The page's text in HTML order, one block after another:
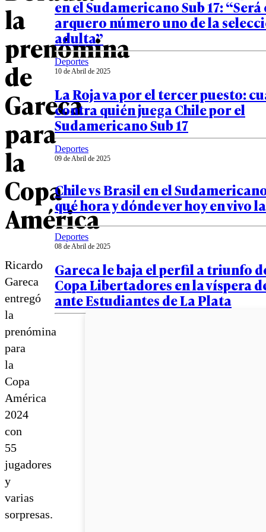
la
prenómina
de
Gareca
para
la
Copa
América
Ricardo
Gareca
entregó
la
prenómina
para
la
Copa
América
2024
con
55
jugadores
y
varias
sorpresas.
en el Sudamericano Sub 17: “Será
arquero número uno de la
adulta”
Deportes
10 de Abril de 2025
La Roja va por el tercer puesto:
contra quién juega Chile por el
Sudamericano Sub 17
Deportes
09 de Abril de 2025
Chile vs Brasil en el Sudamericano
qué hora y dónde ver hoy en vivo
Deportes
08 de Abril de 2025
Gareca le baja el perfil a triunfo
Copa Libertadores en la víspera
ante Estudiantes de La Plata